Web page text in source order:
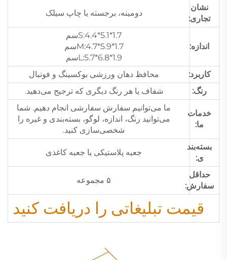
نشان
تجاری:
دومینه، برجسته یا چاپ سیلک
اندازه:
S:4.4*5.1*1.7سم
M:4.7*5.9*1.7سم
L:5.7*6.8*1.9سم
کاربرد:
محافظ دهان ورزشی بوکسینگ و فوتبال
رنگ:
شفاف یا هر رنگ دیگری که ترجیح می‌دهید.
خدمات
ما:
ما می‌توانیم سفارش سفارشی انجام دهیم. شما
می‌توانید رنگ، اندازه، لوگو، بسته‌بندی و غیره را
شخصی‌سازی کنید.
بسته‌بند
ی:
جعبه پلاستیکی یا جعبه کاغذی
حداقل
سفارش:
۵ مجموعه
قیمت تبلیغاتی را دریافت کنید